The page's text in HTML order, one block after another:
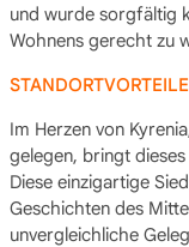
und wurde sorgfältig
Wohnens gerecht zu
STANDORTVORTEILE
Im Herzen von
gelegen, bringt
Diese einzigartige
Geschichten des
unvergleichliche